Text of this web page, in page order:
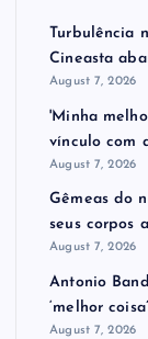
Turbulência
Cineasta
August 7, 2026
'Minha
vínculo com
August 7, 2026
Gêmeas do
seus corpos
August 7, 2026
Antonio
‘melhor
August 7, 2026